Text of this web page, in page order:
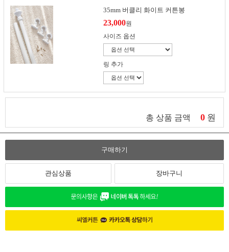
35mm 버클리 화이트 커튼봉
23,000원
사이즈 옵션
링 추가
총 상품 금액 0 원
구매하기
관심상품 장바구니